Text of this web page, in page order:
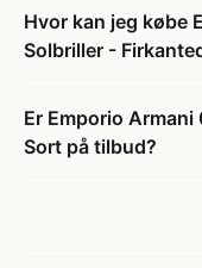
Hvor kan jeg købe
Solbriller -
Er Emporio
Sort på tilbud?